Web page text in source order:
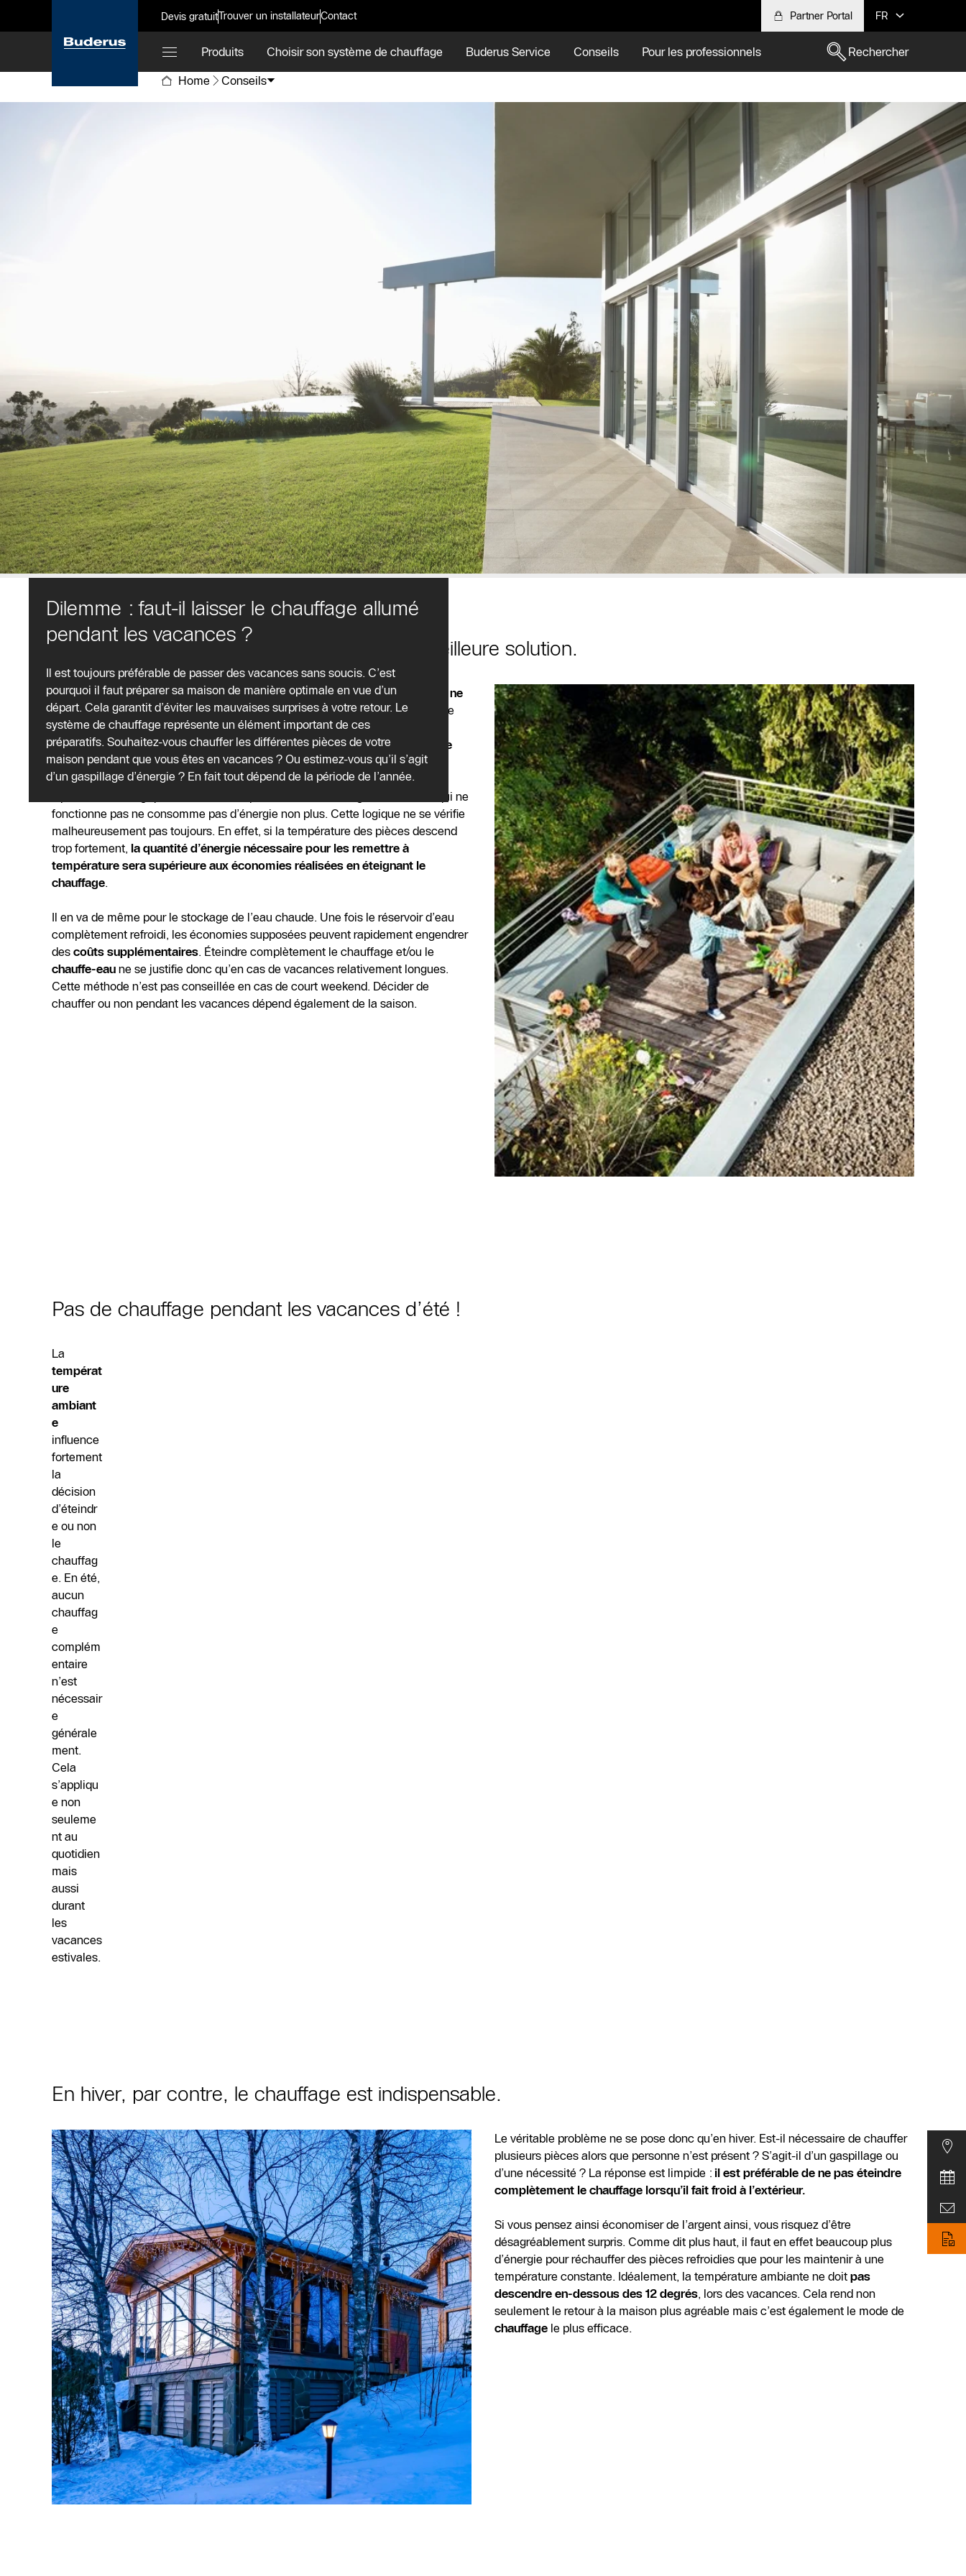
Devis gratuitTrouver un installateurContact Partner Portal FR
Produits Choisir son système de chauffage Buderus Service Conseils Pour les professionnels
Rechercher
Home
Conseils
Dilemme : faut-il laisser le chauffage allumé
pendant les vacances ?
Il est toujours préférable de passer des vacances sans soucis. C’est
pourquoi il faut préparer sa maison de manière optimale en vue d’un
départ. Cela garantit d’éviter les mauvaises surprises à votre retour. Le
système de chauffage représente un élément important de ces
préparatifs. Souhaitez-vous chauffer les différentes pièces de votre
maison pendant que vous êtes en vacances ? Ou estimez-vous qu’il s’agit
d’un gaspillage d’énergie ? En fait tout dépend de la période de l’année.
Éteindre le chauffage n’est pas toujours la meilleure solution.
Lorsque sonne l’heure du départ en vacances, beaucoup de belges préfèrentne
pas consommer d’énergie dans leur logement. Cela coûte non seulement de
l’argent mais s’avère également néfaste pourl’environnement
maison coûte de l’énergie. Ainsi faut-il adapter la température dusystème de
chauffagependant les vacances ?
Il peut sembler logique d’éteindre complètement le chauffage. En effet, ce qui ne
fonctionne pas ne consomme pas d’énergie non plus. Cette logique ne se vérifie
malheureusement pas toujours. En effet, si la température des pièces descend
trop fortement, la quantité d’énergie nécessaire pour les remettre à
température sera supérieure aux économies réalisées en éteignant le
chauffage.
Il en va de même pour le stockage de l’eau chaude. Une fois le réservoir d’eau
complètement refroidi, les économies supposées peuvent rapidement engendrer
descoûts supplémentaires. Éteindre complètement le chauffage et/ou le
chauffe-eau ne se justifie donc qu’en cas de vacances relativement longues.
Cette méthode n’est pas conseillée en cas de court weekend. Décider de
chauffer ou non pendant les vacances dépend également de la saison.
Pas de chauffage pendant les vacances d’été !
La
températ
ure
ambiant
e
influence
fortement
la
décision
d’éteindr
e ou non
le
chauffag
e. En été,
aucun
chauffag
e
complém
entaire
n’est
nécessair
e
générale
ment.
Cela
s’appliqu
e non
seuleme
nt au
quotidien
mais
aussi
durant
les
vacances
estivales.
En hiver, par contre, le chauffage est indispensable.
Le véritable problème ne se pose donc qu’en hiver. Est-il nécessaire de chauffer
plusieurs pièces alors que personne n’est présent ? S’agit-il d’un gaspillage ou
d’une nécessité ? La réponse est limpide : il est préférable de ne pas éteindre
complètement le chauffage lorsqu’il fait froid à l’extérieur.
Si vous pensez ainsi économiser de l’argent ainsi, vous risquez d’être
désagréablement surpris. Comme dit plus haut, il faut en effet beaucoup plus
d’énergie pour réchauffer des pièces refroidies que pour les maintenir à une
température constante. Idéalement, la température ambiante ne doit pas
descendre en-dessous des 12 degrés, lors des vacances. Cela rend non
seulement le retour à la maison plus agréable mais c’est également le mode de
chauffagele plus efficace.